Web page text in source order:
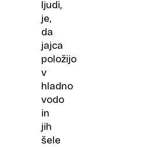
ljudi,
je,
da
jajca
položijo
v
hladno
vodo
in
jih
šele